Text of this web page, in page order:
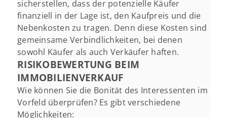
sicherstellen, dass der potenzielle Käufer
finanziell in der Lage ist, den Kaufpreis und die
Nebenkosten zu tragen. Denn diese Kosten sind
gemeinsame Verbindlichkeiten, bei denen
sowohl Käufer als auch Verkäufer haften.
RISIKOBEWERTUNG BEIM
IMMOBILIENVERKAUF
Wie können Sie die Bonität des Interessenten im
Vorfeld überprüfen? Es gibt verschiedene
Möglichkeiten: